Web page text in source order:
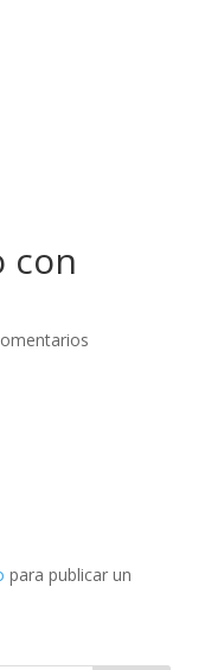
con
para publicar un